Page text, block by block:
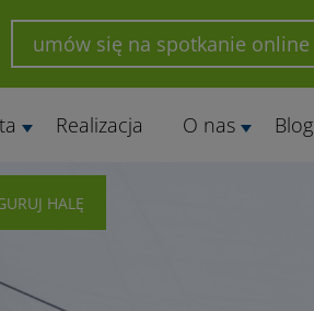
umów się na spotkanie online
Realizacja O nas Blog
HALĘ